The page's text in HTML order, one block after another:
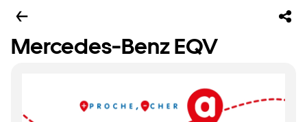
Mercedes-Benz EQV